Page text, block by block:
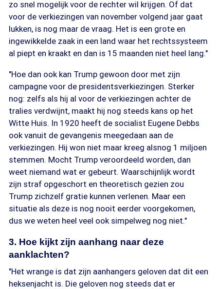
zo snel mogelijk voor de rechter wil krijgen. Of dat
voor de verkiezingen van november volgend jaar gaat
lukken, is nog maar de vraag. Het is een grote en
ingewikkelde zaak in een land waar het rechtssysteem
al piept en kraakt en dan is 15 maanden niet heel lang."
"Hoe dan ook kan Trump gewoon door met zijn
campagne voor de presidentsverkiezingen. Sterker
nog: zelfs als hij al voor de verkiezingen achter de
tralies verdwijnt, maakt hij nog steeds kans op het
Witte Huis. In 1920 heeft de socialist Eugene Debbs
ook vanuit de gevangenis meegedaan aan de
verkiezingen. Hij won niet maar kreeg alsnog 1 miljoen
stemmen. Mocht Trump veroordeeld worden, dan
weet niemand wat er gebeurt. Waarschijnlijk wordt
zijn straf opgeschort en theoretisch gezien zou
Trump zichzelf gratie kunnen verlenen. Maar een
situatie als deze is nog nooit eerder voorgekomen,
dus we weten heel veel ook simpelweg nog niet."
3. Hoe kijkt zijn aanhang naar deze
aanklachten?
"Het wrange is dat zijn aanhangers geloven dat dit een
heksenjacht is. Die geloven nog steeds dat er